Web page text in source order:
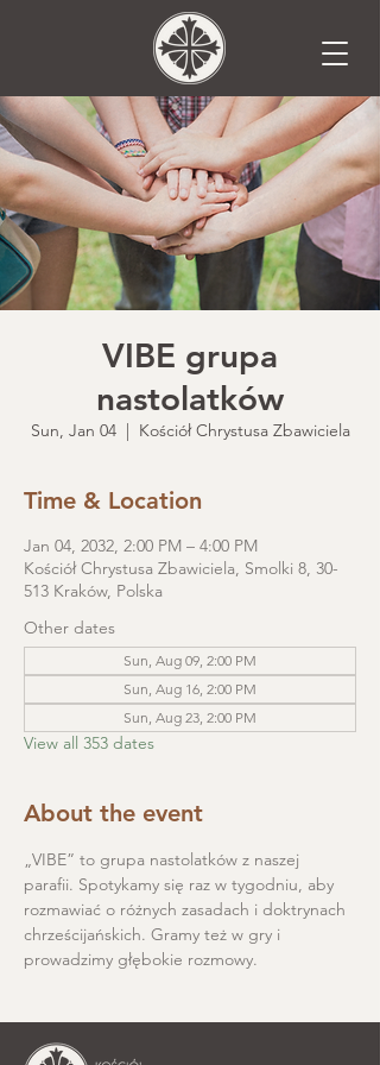
VIBE grupa
nastolatków
Sun, Jan 04
  |
Kościół Chrystusa Zbawiciela
Time & Location
Jan 04, 2032, 2:00 PM – 4:00 PM
Kościół Chrystusa Zbawiciela, Smolki 8, 30-
513 Kraków, Polska
Other dates
Sun, Aug 09, 2:00 PM
Sun, Aug 16, 2:00 PM
Sun, Aug 23, 2:00 PM
View all 353 dates
About the event
„VIBE” to grupa nastolatków z naszej
parafii. Spotykamy się raz w tygodniu, aby
rozmawiać o różnych zasadach i doktrynach
chrześcijańskich. Gramy też w gry i
prowadzimy głębokie rozmowy.